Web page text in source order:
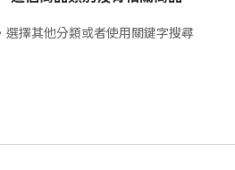
選擇其他分類或者使用關鍵字搜尋